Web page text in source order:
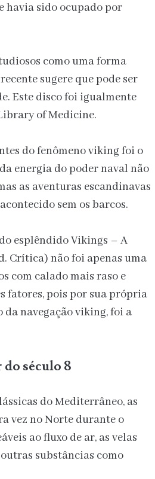
havia sido ocupado por
como uma forma
sugere que pode ser
Este disco foi igualmente
of Medicine.
do fenômeno viking foi o
energia do poder naval não
as aventuras escandinavas
sem os barcos.
esplêndido Vikings – A
Crítica) não foi apenas uma
com calado mais raso e
fatores, pois por sua própria
navegação viking, foi a
século 8
do Mediterrâneo, as
vez no Norte durante o
ao fluxo de ar, as velas
substâncias como